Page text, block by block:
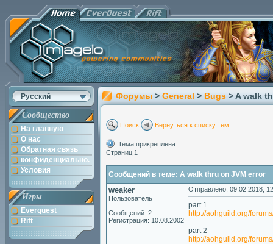
Русский
Сообщество
На главную
О нас
Обратная связь
конфиденциально.
Условия
Игры
Everquest
Rift
Форумы > General > Bugs > A walk
Поиск Вернуться к списку тем
Тема прикреплена
Страниц 1
Сообщений в теме: A walk thru on JVM error
weaker
Пользователь
Сообщений: 2
Регистрация: 10.08.2002
Отправлено: 09.02.2018,
part 1
http://aohguild.org/
part 2
http://aohguild.org/